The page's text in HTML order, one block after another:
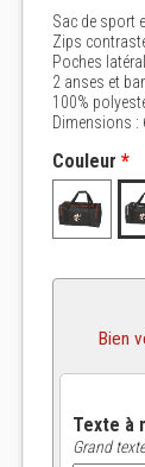
Sac de sport
Zips
Poches
2 anses et
100%
Dimensions :
Couleur *
Bien
Texte à
Grand